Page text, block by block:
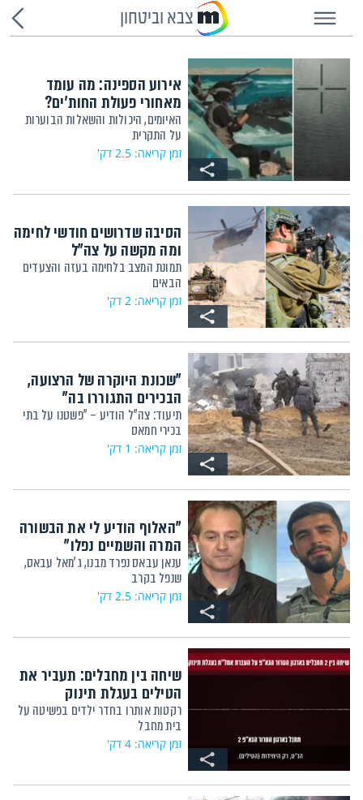
צבא וביטחון
אירוע הספינה: מה עומד
מאחורי פעולת החות'ים?
האיומים, היכולות והשאלות הבוערות
על התקרית
זמן קריאה: 2.5 דק'
הסיבה שדרושים חודשי לחימה
ומה מקשה על צה"ל
תמונת המצב בלחימה בעזה והצעדים
הבאים
זמן קריאה: 2 דק'
"שכונת היוקרה של הרצועה,
הבכירים התגוררו בה"
תיעוד: צה"ל הודיע – "פשטנו על בתי
בכירי חמאס
זמן קריאה: 1 דק'
"האלוף הודיע לי את הבשורה
המרה והשמיים נפלו"
ענאן עבאס נפרד מבנו, ג'מאל עבאס,
שנפל בקרב
זמן קריאה: 2.5 דק'
שיחה בין מחבלים: תעביר את
הטילים בעגלת תינוק
רקטות אותרו בחדר ילדים בפשיטה על
בית מחבל
זמן קריאה: 4 דק'